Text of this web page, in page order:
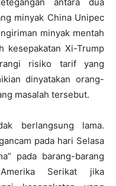
minyak China Unipec
minyak mentah
kesepakatan Xi-Trump
risiko tarif yang
dinyatakan orang-
masalah tersebut.
berlangsung lama.
pada hari Selasa
pada barang-barang
Serikat jika